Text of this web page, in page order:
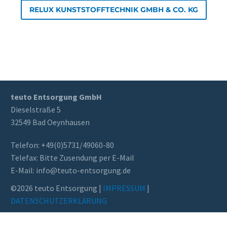
RELUX KUNSTSTOFFTECHNIK GMBH & CO. KG
teuto Entsorgung GmbH
Dieselstraße 5
32549 Bad Oeynhausen
Telefon: +49(0)5731/49060-80
Telefax: Bitte Zusendung per E-Mail
E-Mail: info@teuto-ent­sor­gung.de
©2026 teuto Entsorgung | IMPRESSUM |
DATENSCHUTZERKLÄRUNG